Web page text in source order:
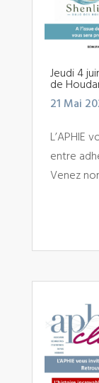
Jeudi 4
de
21 Mai
L’APHIE
entre
Venez